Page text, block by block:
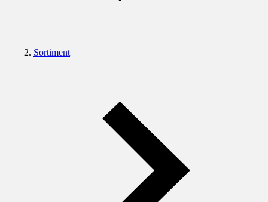
Sortiment